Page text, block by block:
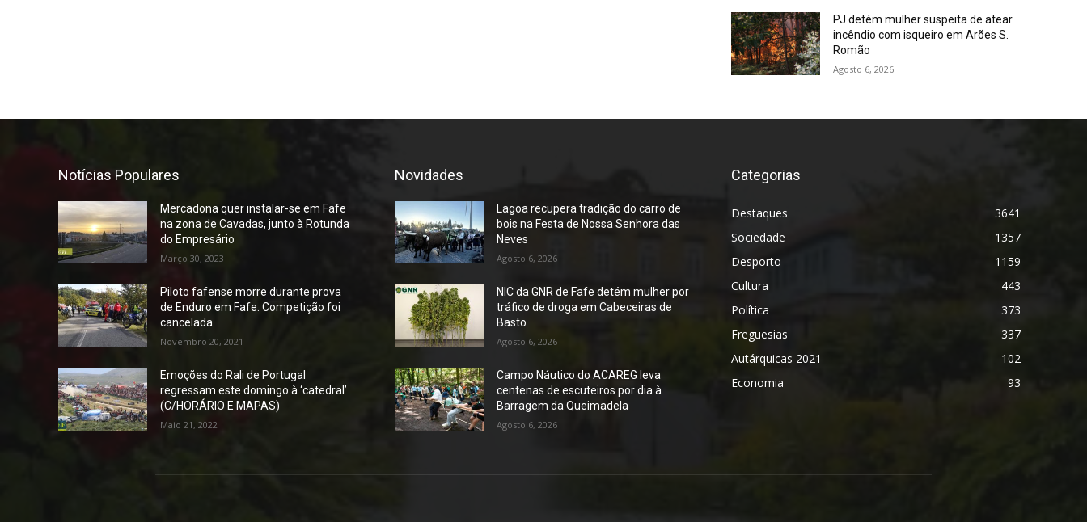
PJ detém mulher suspeita de atear
incêndio com isqueiro em Arões S.
Romão
Agosto 6, 2026
Notícias Populares
Mercadona quer instalar-se em Fafe
na zona de Cavadas, junto à Rotunda
do Empresário
Março 30, 2023
Piloto fafense morre durante prova
de Enduro em Fafe. Competição foi
cancelada.
Novembro 20, 2021
Emoções do Rali de Portugal
regressam este domingo à ‘catedral’
(C/HORÁRIO E MAPAS)
Maio 21, 2022
Novidades
Lagoa recupera tradição do carro de
bois na Festa de Nossa Senhora das
Neves
Agosto 6, 2026
NIC da GNR de Fafe detém mulher por
tráfico de droga em Cabeceiras de
Basto
Agosto 6, 2026
Campo Náutico do ACAREG leva
centenas de escuteiros por dia à
Barragem da Queimadela
Agosto 6, 2026
Categorias
Destaques
3641
Sociedade
1357
Desporto
1159
Cultura
443
Política
373
Freguesias
337
Autárquicas 2021
102
Economia
93